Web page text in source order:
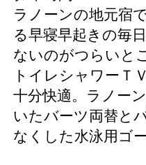
ラノーンの地元宿
る早寝早起きの毎
ないのがつらいと
トイレシャワーＴ
十分快適。ラノー
いたバーツ両替と
なくした水泳用ゴ